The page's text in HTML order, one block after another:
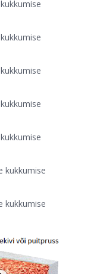
kukkumise
kukkumise